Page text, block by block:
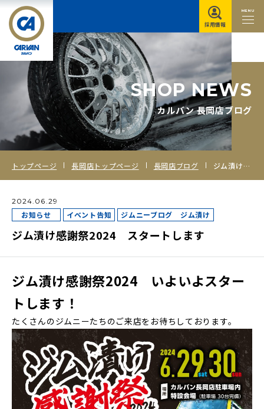
MENU
採用情報
SHOP NEWS
カルバン 長岡店ブログ
トップページ 長岡店トップページ 長岡店ブログ ジム漬け感謝祭2024 スタートします
2024.06.29
お知らせ イベント告知 ジムニーブログ ジム漬け
ジム漬け感謝祭2024 スタートします
ジム漬け感謝祭2024 いよいよスター
トします！
たくさんのジムニーたちのご来店をお待ちしております。